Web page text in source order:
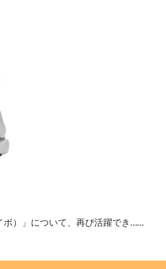
ボ）」について、再び活躍でき……